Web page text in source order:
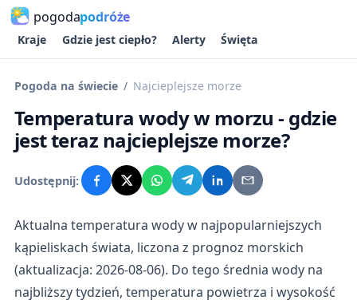
pogodapodróże
Kraje Gdzie jest ciepło? Alerty Święta
Pogoda na świecie Najcieplejsze morze
Temperatura wody w morzu - gdzie
jest teraz najcieplejsze morze?
Udostępnij:
Aktualna temperatura wody w najpopularniejszych
kąpieliskach świata, liczona z prognoz morskich
(aktualizacja: 2026-08-06). Do tego średnia wody na
najbliższy tydzień, temperatura powietrza i wysokość